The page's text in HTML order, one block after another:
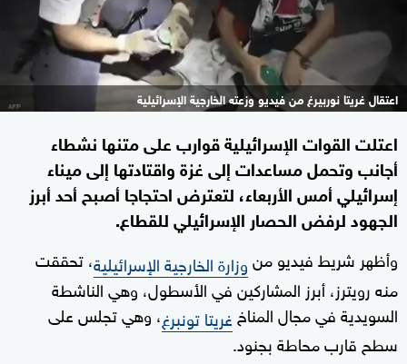
اعتقال غريتا نوربيرغ من فيديو وزعته الخارجية الإسرائيلية
اعتلت القوات الإسرائيلية قوارب على متنها نشطاء
أجانب وتحمل مساعدات إلى غزة واقتادتها إلى ميناء
إسرائيلي أمس الأربعاء، لتعترض احتجاجا أصبح أحد أبرز
الجهود لرفض الحصار الإسرائيلي للقطاع.
وأظهر شريط فيديو منوزارة الخارجية الإسرائيلية، تحققت
منه رويترز، أبرز المشاركين في الأسطول، وهي الناشطة
السويدية في مجال المناخ غريتا تونبرغ، وهي تجلس على
سطح قارب محاطة بجنود.